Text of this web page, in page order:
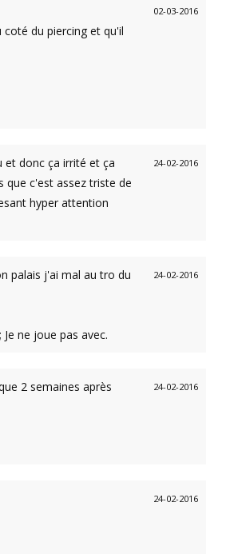
02-03-2016
du piercing et qu'il
24-02-2016
et donc ça irrité et ça
que c'est assez triste de
hyper attention
24-02-2016
palais j'ai mal au tro du
ne joue pas avec.
24-02-2016
2 semaines après
24-02-2016